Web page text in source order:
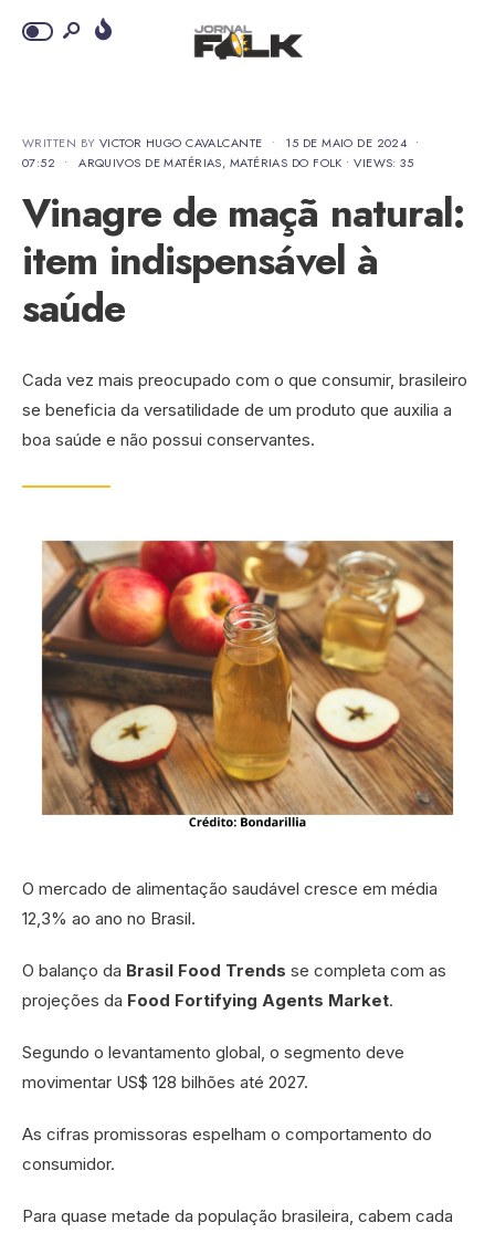
WRITTEN BY VICTOR HUGO CAVALCANTE • 15 DE MAIO DE 2024 •
07:52
• ARQUIVOS DE MATÉRIAS, MATÉRIAS DO FOLK •VIEWS: 35
Vinagre de maçã natural:
item indispensável à
saúde
Cada vez mais preocupado com o que consumir, brasileiro
se beneficia da versatilidade de um produto que auxilia a
boa saúde e não possui conservantes.
O mercado de alimentação saudável cresce em média
12,3% ao ano no Brasil.
O balanço da Brasil Food Trends se completa com as
projeções da Food Fortifying Agents Market.
Segundo o levantamento global, o segmento deve
movimentar US$ 128 bilhões até 2027.
As cifras promissoras espelham o comportamento do
consumidor.
Para quase metade da população brasileira, cabem cada